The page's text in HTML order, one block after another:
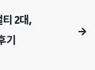
2대,
기